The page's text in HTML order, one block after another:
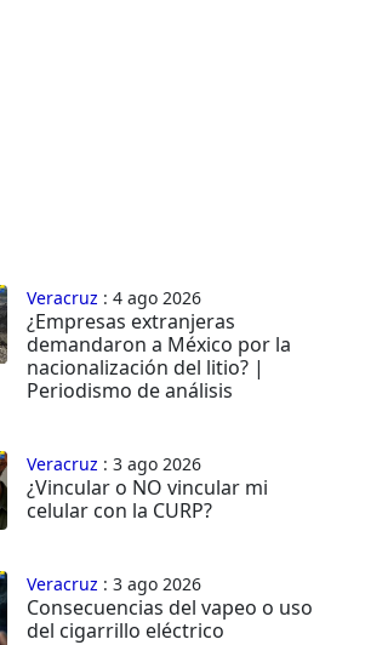
Veracruz : 4 ago 2026
¿Empresas extranjeras
demandaron a México por la
nacionalización del litio? |
Periodismo de análisis
Veracruz : 3 ago 2026
¿Vincular o NO vincular mi
celular con la CURP?
Veracruz : 3 ago 2026
Consecuencias del vapeo o uso
del cigarrillo eléctrico